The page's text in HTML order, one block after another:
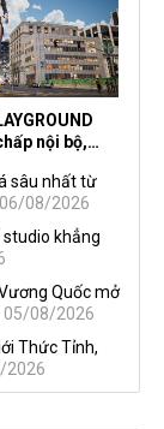
nội bộ,
doanh thu
sâu nhất từ
06/08/2026
studio khẳng
Quốc mở
05/08/2026
Thức Tỉnh,
2026